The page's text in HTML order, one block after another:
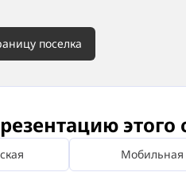
поселка
этого
Мобильная